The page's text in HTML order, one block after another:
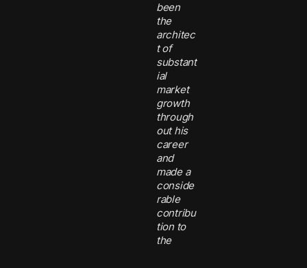
been
the
architec
t of
substant
ial
market
growth
through
out his
career
and
made a
conside
rable
contribu
tion to
the